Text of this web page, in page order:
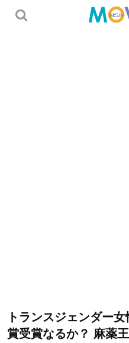
トランスジェンダー
賞受賞なるか？ 麻薬